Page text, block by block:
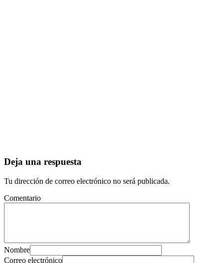
Deja una respuesta
Tu dirección de correo electrónico no será publicada.
Comentario
Nombre
Correo electrónico